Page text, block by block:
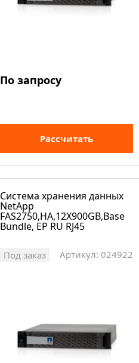
По запросу
Рассчитать
Система хранения данных
NetApp
FAS2750,HA,12X900GB,Base
Bundle, EP RU RJ45
Под заказ Артикул: 024922